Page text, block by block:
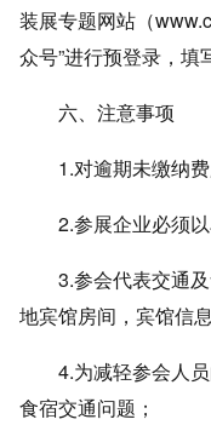
装展专题网站（
众号”进行预登录，填
六、注意事项
1.对逾期未缴纳费
2.参展企业必须以
3.参会代表交通及
地宾馆房间，宾馆信
4.为减轻参会人员
食宿交通问题；